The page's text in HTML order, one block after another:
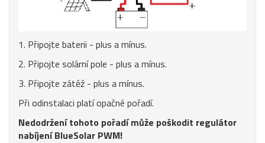
1. Připojte baterii - plus a mínus.
2. Připojte solární pole - plus a mínus.
3. Připojte zátěž - plus a mínus.
Při odinstalaci platí opačné pořadí.
Nedodržení tohoto pořadí může poškodit regulátor
nabíjení BlueSolar PWM!